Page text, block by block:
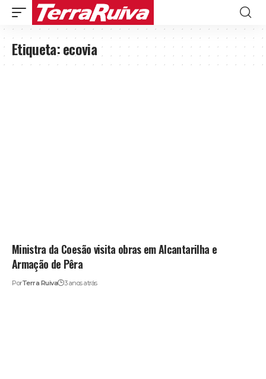
Etiqueta:ecovia
Ministra da Coesão visita obras em Alcantarilha e
Armação de Pêra
PorTerra Ruiva 3 anos atrás